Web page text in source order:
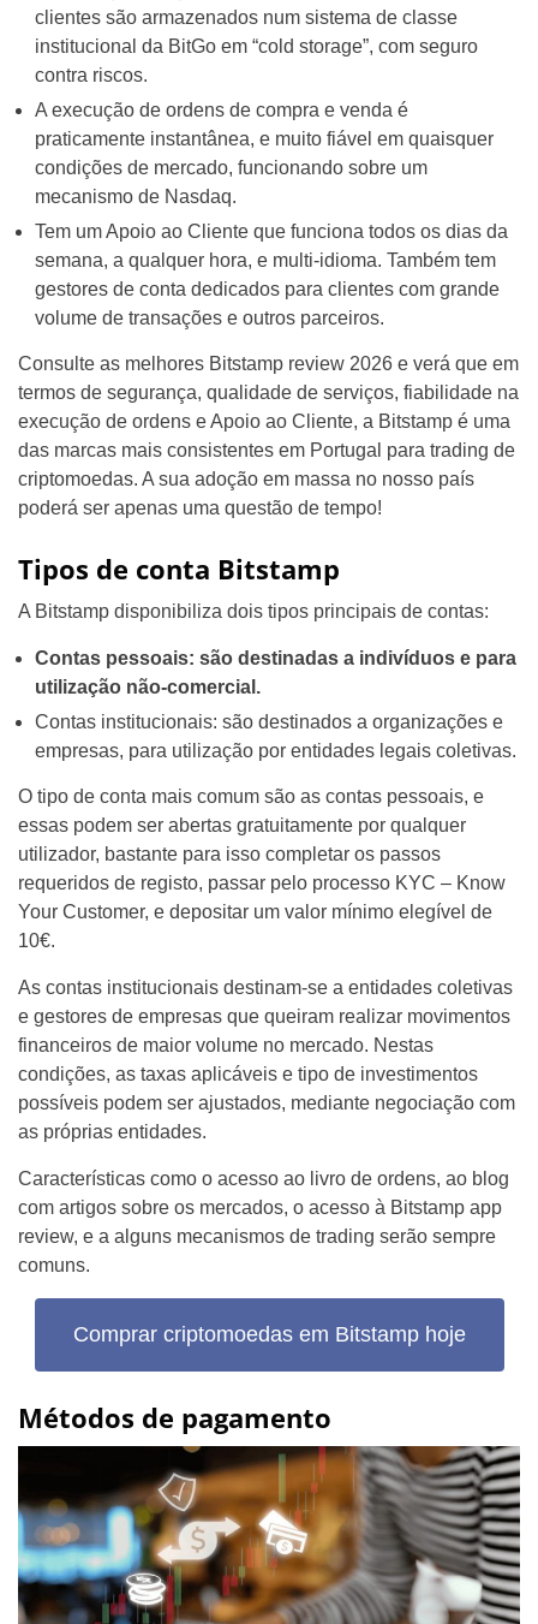
clientes são armazenados num sistema de classe
institucional da BitGo em “cold storage”, com seguro
contra riscos.
A execução de ordens de compra e venda é
praticamente instantânea, e muito fiável em quaisquer
condições de mercado, funcionando sobre um
mecanismo de Nasdaq.
Tem um Apoio ao Cliente que funciona todos os dias da
semana, a qualquer hora, e multi-idioma. Também tem
gestores de conta dedicados para clientes com grande
volume de transações e outros parceiros.
Consulte as melhores Bitstamp review 2026 e verá que em
termos de segurança, qualidade de serviços, fiabilidade na
execução de ordens e Apoio ao Cliente, a Bitstamp é uma
das marcas mais consistentes em Portugal para trading de
criptomoedas. A sua adoção em massa no nosso país
poderá ser apenas uma questão de tempo!
Tipos de conta Bitstamp
A Bitstamp disponibiliza dois tipos principais de contas:
Contas pessoais: são destinadas a indivíduos e para
utilização não-comercial.
Contas institucionais: são destinados a organizações e
empresas, para utilização por entidades legais coletivas.
O tipo de conta mais comum são as contas pessoais, e
essas podem ser abertas gratuitamente por qualquer
utilizador, bastante para isso completar os passos
requeridos de registo, passar pelo processo KYC – Know
Your Customer, e depositar um valor mínimo elegível de
10€.
As contas institucionais destinam-se a entidades coletivas
e gestores de empresas que queiram realizar movimentos
financeiros de maior volume no mercado. Nestas
condições, as taxas aplicáveis e tipo de investimentos
possíveis podem ser ajustados, mediante negociação com
as próprias entidades.
Características como o acesso ao livro de ordens, ao blog
com artigos sobre os mercados, o acesso à Bitstamp app
review, e a alguns mecanismos de trading serão sempre
comuns.
Comprar criptomoedas em Bitstamp hoje
Métodos de pagamento